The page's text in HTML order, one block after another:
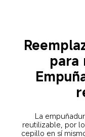
para
La
reutilizable, por
cepillo en sí